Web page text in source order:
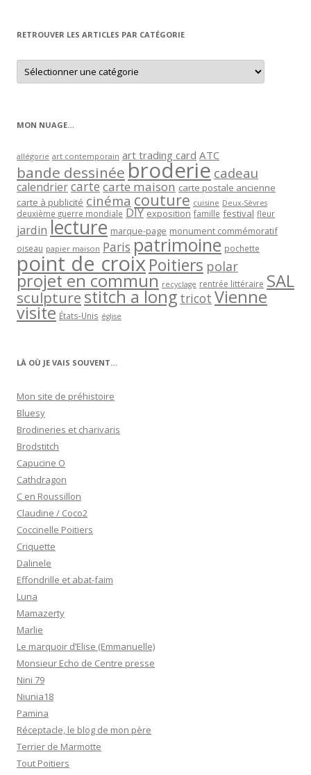
RETROUVER LES ARTICLES PAR CATÉGORIE
Retrouver
les
articles
MON NUAGE…
allégorie art contemporain art trading card ATC
bande dessinée broderie cadeau
calendriercartecarte maison carte postale ancienne
carte à publicité cinéma couture cuisine Deux-Sèvres
deuxième guerre mondiale DIY exposition famille festival fleur
jardin lecture marque-page monument commémoratif
oiseau papier maison Paris patrimoine pochette
point de croixPoitiers polar
projet en commun recyclage rentrée littéraire SAL
sculpturestitch a long tricot Vienne
visite États-Unis église
LÀ OÙ JE VAIS SOUVENT…
Mon site de préhistoire
Bluesy
Brodineries et charivaris
Brodstitch
Capucine O
Cathdragon
C en Roussillon
Claudine / Coco2
Coccinelle Poitiers
Criquette
Dalinele
Effondrille et abat-faim
Luna
Mamazerty
Marlie
Le marquoir d’Elise (Emmanuelle)
Monsieur Echo de Centre presse
Nini 79
Niunia18
Pamina
Réceptacle, le blog de mon père
Terrier de Marmotte
Tout Poitiers